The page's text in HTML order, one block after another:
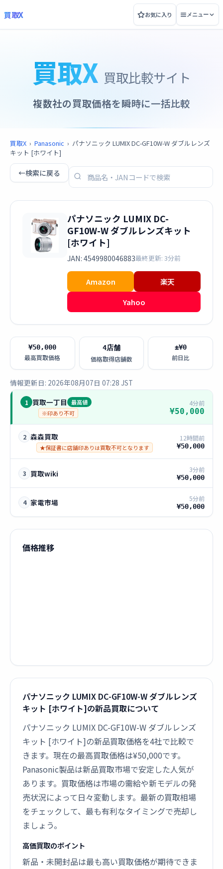
買取X お気に入り メニュー
買取X 買取比較サイト
複数社の買取価格を瞬時に一括比較
買取X › Panasonic › パナソニック LUMIX DC-GF10W-W ダブルレンズ
キット [ホワイト]
←検索に戻る
パナソニック LUMIX DC-
GF10W-W ダブルレンズキット
[ホワイト]
JAN: 4549980046883最終更新: 3分前
Amazon
楽天
Yahoo
¥50,000
最高買取価格
4店舗
価格取得店舗数
±¥0
前日比
情報更新日: 2026年08月07日 07:28 JST
1 買取一丁目
最高値
※印あり不可
4分前
¥50,000
2 森森買取
★保証書に店舗印ありは買取不可となります
12時間前
¥50,000
3 買取wiki 3分前
¥50,000
4 家電市場 5分前
¥50,000
価格推移
パナソニック LUMIX DC-GF10W-W ダブルレンズ
キット [ホワイト]の新品買取について
パナソニック LUMIX DC-GF10W-W ダブルレンズ
キット [ホワイト]の新品買取価格を4社で比較で
きます。現在の最高買取価格は¥50,000です。
Panasonic製品は新品買取市場で安定した人気が
あります。買取価格は市場の需給や新モデルの発
売状況によって日々変動します。最新の買取相場
をチェックして、最も有利なタイミングで売却し
ましょう。
高価買取のポイント
新品・未開封品は最も高い買取価格が期待できま